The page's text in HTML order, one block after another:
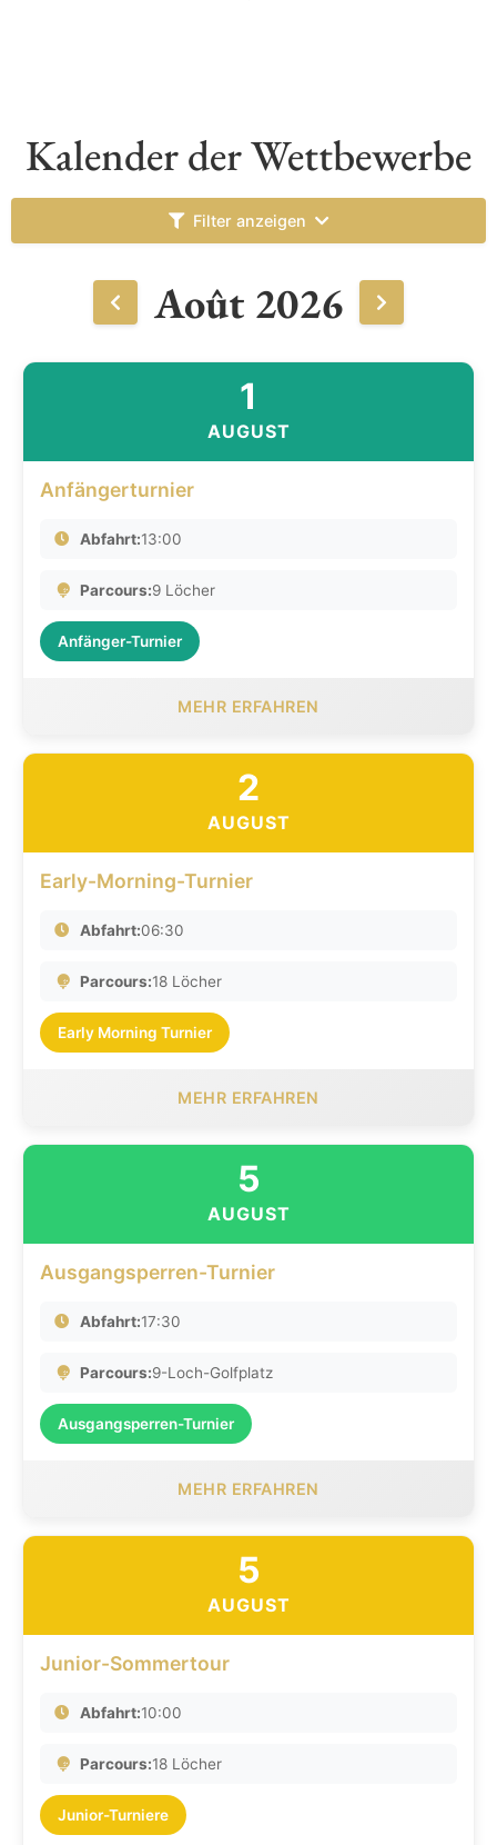
Kalender der Wettbewerbe
Filter anzeigen
Août 2026
1
AUGUST
Anfängerturnier
Abfahrt:13:00
Parcours:9 Löcher
Anfänger-Turnier
MEHR ERFAHREN
2
AUGUST
Early-Morning-Turnier
Abfahrt:06:30
Parcours:18 Löcher
Early Morning Turnier
MEHR ERFAHREN
5
AUGUST
Ausgangsperren-Turnier
Abfahrt:17:30
Parcours:9-Loch-Golfplatz
Ausgangsperren-Turnier
MEHR ERFAHREN
5
AUGUST
Junior-Sommertour
Abfahrt:10:00
Parcours:18 Löcher
Junior-Turniere